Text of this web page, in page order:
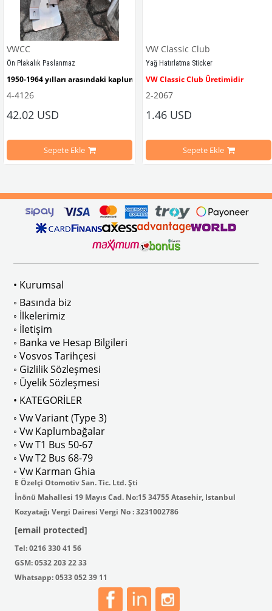
sürüş esnasında doğrudan gelen güneş ışığını keserek görüş
isteyenler için tercih edilir.
Ghia Modelleri İle Uyumludur
: AC711500 / 80500
VWCC
Ön Plakalık Paslanmaz
1950-1964 yılları arasındaki kaplumbağa modelleri ile uyumludur.
VWC Parça No: 4-4126
4-4126
42.02 USD
Sepete Ekle
VW Classic Club
Yağ Hatırlatma Sticker
VW Classic Club Üretimidir
1960-1967 Yılları Arasındaki T1
1968-1979 Yılları Arasındaki T2
2-2067
1.46 USD
Sepete Ekle
• Kurumsal
◦ Basında biz
◦ İlkelerimiz
◦ İletişim
◦ Banka ve Hesap Bilgileri
◦ Vosvos Tarihçesi
◦ Gizlilik Sözleşmesi
◦ Üyelik Sözleşmesi
• KATEGORİLER
◦ Vw Variant (Type 3)
◦ Vw Kaplumbağalar
◦ Vw T1 Bus 50-67
◦ Vw T2 Bus 68-79
◦ Vw Karman Ghia
E Özelçi Otomotiv San. Tic. Ltd. Şti
İnönü Mahallesi 19 Mayıs Cad. No:15 34755 Atasehir, Istanbul
Kozyatağı Vergi Dairesi Vergi No : 3231002786
[email protected]
Tel: 0216 330 41 56
GSM: 0532 203 22 33
Whatsapp: 0533 052 39 11